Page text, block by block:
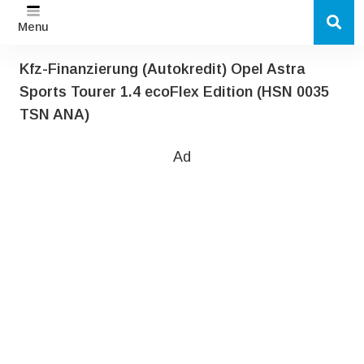
Menu
Kfz-Finanzierung (Autokredit) Opel Astra
Sports Tourer 1.4 ecoFlex Edition (HSN 0035
TSN ANA)
Ad